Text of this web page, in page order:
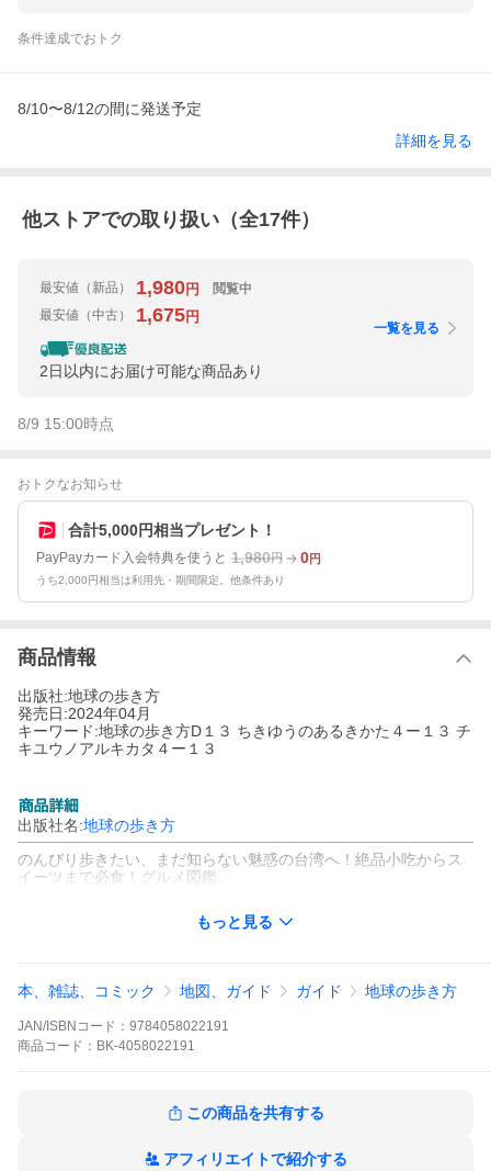
条件達成でおトク
8/10〜8/12の間に発送予定
詳細を見る
他ストアでの取り扱い（全17件）
最安値 （新品） 1,980円
閲覧中
最安値 （中古） 1,675円
2日以内にお届け可能な商品あり
一覧を見る
8/9 15:00時点
おトクなお知らせ
合計5,000円相当プレゼント！
PayPayカード入会特典を使うと 1,980円 0円
うち2,000円相当は利用先・期間限定。他条件あり
商品情報
出版社:地球の歩き方
発売日:2024年04月
キーワード:地球の歩き方D１３ ちきゆうのあるきかた４ー１３ チ
キユウノアルキカタ４ー１３
出版社名:地球の歩き方
のんびり歩きたい、まだ知らない魅惑の台湾へ！絶品小吃からス
イーツまで必食！グルメ図鑑。
※本データはこの商品が発売された時点の情報です。
もっと見る
本、雑誌、コミック 地図、ガイド ガイド 地球の歩き方
JAN/ISBNコード： 9784058022191
商品 コード： BK-4058022191
この商品を共有する
アフィリエイトで紹介する